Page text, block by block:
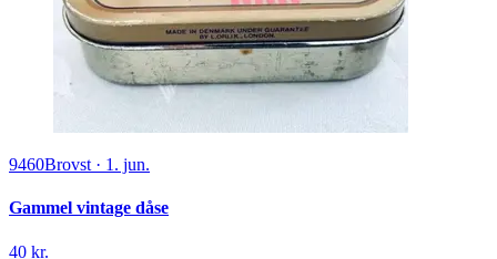
9460Brovst · 1. jun.
Gammel vintage dåse
40 kr.